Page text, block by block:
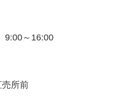
～16:00
所前